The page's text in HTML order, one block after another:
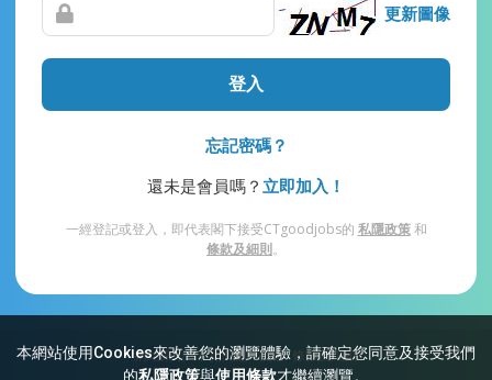
本網站使用Cookies來改善您的瀏覽體驗，請確定您同意及接受我們
的私隱政策與使用條款才繼續瀏覽。
更新圖像
登入
忘記密碼？
還未是會員嗎？ 立即加入！
一經登記或登入，即代表閣下接受CTgoodjobs的 私隱政策和
條款及細則。
網站索引 常見問題 私隱 條款及細則